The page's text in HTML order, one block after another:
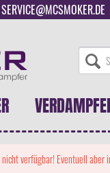
SERVICE@MCSMOKER.DE
verfügbar! Eventuell